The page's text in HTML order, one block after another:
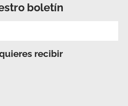
boletín
recibir